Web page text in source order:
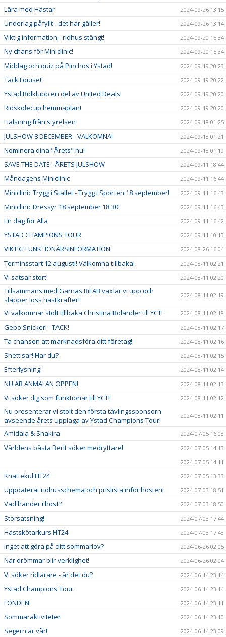
Lära med Hästar 2024-09-26 13:15
Underlag påfyllt - det här gäller! 2024-09-26 13:14
Viktig information - ridhus stängt! 2024-09-20 15:34
Ny chans för Miniclinic! 2024-09-20 15:34
Middag och quiz på Pinchos i Ystad! 2024-09-19 20:23
Tack Louise! 2024-09-19 20:22
Ystad Ridklubb en del av United Deals! 2024-09-19 20:20
Ridskolecup hemmaplan! 2024-09-19 20:20
Hälsning från styrelsen 2024-09-18 01:25
JULSHOW 8 DECEMBER - VÄLKOMNA! 2024-09-18 01:21
Nominera dina "Årets" nu! 2024-09-18 01:19
SAVE THE DATE - ÅRETS JULSHOW 2024-09-11 18:44
Måndagens Miniclinic 2024-09-11 16:44
Miniclinic Trygg i Stallet - Trygg i Sporten 18 september! 2024-09-11 16:43
Miniclinic Dressyr 18 september 18.30! 2024-09-11 16:43
En dag för Alla 2024-09-11 16:42
YSTAD CHAMPIONS TOUR 2024-09-11 10:13
VIKTIG FUNKTIONÄRSINFORMATION 2024-08-26 16:04
Terminsstart 12 augusti! Välkomna tillbaka! 2024-08-11 02:21
Vi satsar stort! 2024-08-11 02:20
Tillsammans med Gärnäs Bil AB växlar vi upp och
släpper loss hästkrafter!
2024-08-11 02:19
Vi välkomnar stolt tillbaka Christina Bolander till YCT! 2024-08-11 02:18
Gebo Snickeri - TACK! 2024-08-11 02:17
Ta chansen att marknadsföra ditt företag! 2024-08-11 02:16
Shettisar! Har du? 2024-08-11 02:15
Efterlysning! 2024-08-11 02:14
NU ÄR ANMÄLAN ÖPPEN! 2024-08-11 02:13
Vi söker dig som funktionär till YCT! 2024-08-11 02:12
Nu presenterar vi stolt den första tävlingssponsorn
avseende årets upplaga av Ystad Champions Tour!
2024-08-11 02:11
Amidala & Shakira 2024-07-05 16:08
Världens bästa Berit söker medryttare!
2024-07-05 14:13
2024-07-05 14:11
Knattekul HT24 2024-07-05 13:33
Uppdaterat ridhusschema och prislista inför hösten! 2024-07-03 18:51
Vad händer i höst? 2024-07-03 18:50
Storsatsning! 2024-07-03 17:44
Hästskötarkurs HT24 2024-07-03 17:43
Inget att göra på ditt sommarlov? 2024-06-26 02:05
När drömmar blir verklighet! 2024-06-26 02:04
Vi söker ridlärare - är det du? 2024-06-14 23:14
Ystad Champions Tour 2024-06-14 23:14
FONDEN 2024-06-14 23:11
Sommaraktiviteter 2024-06-14 23:10
Segern är vår! 2024-06-14 23:09